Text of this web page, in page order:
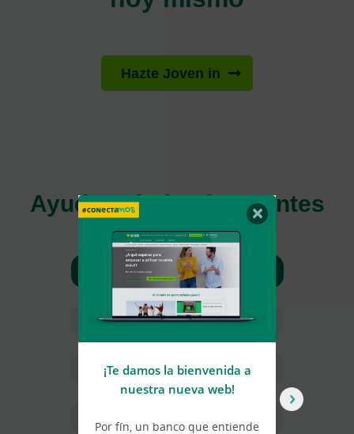
Hazte Joven in
Ayuda y dudas frecuentes
Ventajas Joven in
Viajes y descuentos
Fondos de inversión
Seguridad y uso digital
×
¡Te damos la bienvenida a
nuestra nueva web!
Por fín, un banco que entiende